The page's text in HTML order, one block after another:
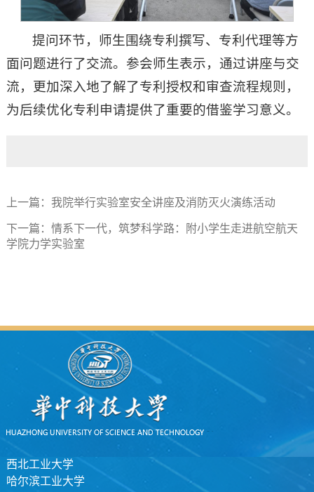
提问环节，师生围绕专利撰写、专利代理等方
面问题进行了交流。参会师生表示，通过讲座与交
流，更加深入地了解了专利授权和审查流程规则，
为后续优化专利申请提供了重要的借鉴学习意义。
上一篇： 我院举行实验室安全讲座及消防灭火演练活动
下一篇： 情系下一代，筑梦科学路：附小学生走进航空航天
学院力学实验室
西北工业大学
哈尔滨工业大学